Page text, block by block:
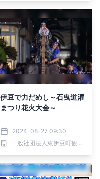
伊豆で力だめし～石曳道灌
まつり花火大会～
2024-08-27 09:30
一般社団法人東伊豆町観光協会